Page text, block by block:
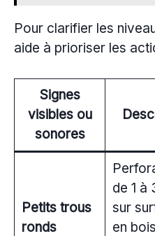
Pour clarifier les
aide à prioriser les
Signes
visibles ou
sonores
Petits trous
ronds
de 1 à
sur
en